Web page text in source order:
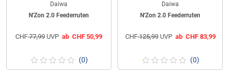
Daiwa
N'Zon 2.0 Feederruten
CHF77,99 UVP ab CHF 50,99
(0)
Daiwa
N'Zon 2.0 Feederruten
CHF125,99UVP ab CHF83,99
(0)